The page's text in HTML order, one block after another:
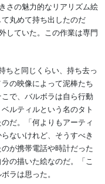
さの魅力的なリアリズム絵
丸めて持ち出したのだ
していた。この作業は専門
ちと同じくらい、持ち去っ
の映像によって泥棒たち
で、バルボラは自ら行動
ルティルという名のタト
だ。「何よりもアーティ
ないけれど、そうすべき
が携帯電話や時計だった
の描いた絵なのだ。「こ
ラは思った。